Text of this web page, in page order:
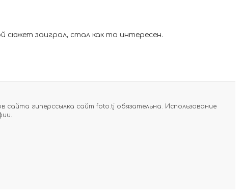
сюжет заиграл, стал как то интересен.
гиперссылка сайт foto.tj обязательна. Использование